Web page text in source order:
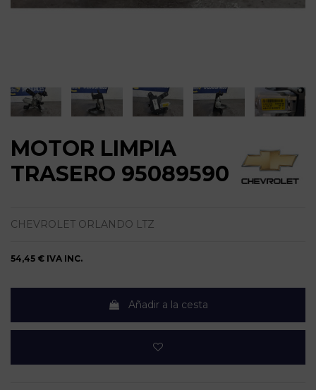
MOTOR LIMPIA
TRASERO 95089590
CHEVROLET ORLANDO LTZ
54,45 € IVA INC.
Añadir a la cesta